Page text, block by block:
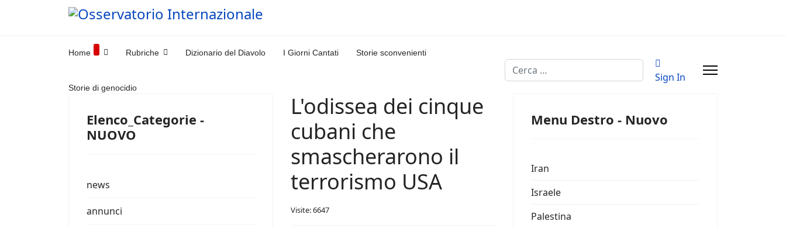
Home Rubriche Dizionario del Diavolo I Giorni Cantati Storie sconvenienti
Storie di genocidio
Cerca
Sign In
Elenco_Categorie -
NUOVO
news
annunci
L'odissea dei cinque
cubani che
smascherarono il
terrorismo USA
Visite: 6647
Menu Destro - Nuovo
Iran
Israele
Palestina